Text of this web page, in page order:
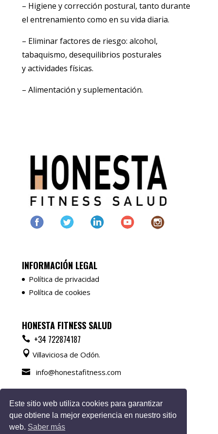
– Higiene y corrección postural, tanto durante
el entrenamiento como en su vida diaria.
– Eliminar factores de riesgo: alcohol,
tabaquismo, desequilibrios posturales
y actividades físicas.
– Alimentación y suplementación.
INFORMACIÓN LEGAL
Política de privacidad
Política de cookies
HONESTA FITNESS SALUD
+34 722874187
Villaviciosa de Odón.
info@honestafitness.com
Los horarios los establecemos entre tú y yo.
Este sitio web utiliza cookies para garantizar
que obtiene la mejor experiencia en nuestro sitio
web. Saber más